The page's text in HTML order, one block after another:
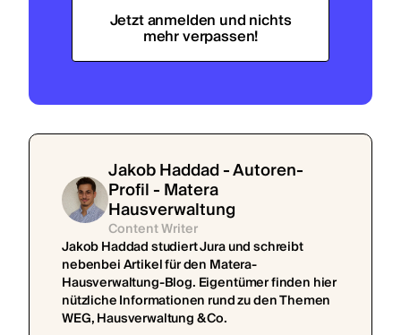
Jetzt anmelden und nichts
mehr verpassen!
Jakob Haddad - Autoren-
Profil - Matera
Hausverwaltung
Content Writer
Jakob Haddad studiert Jura und schreibt
nebenbei Artikel für den Matera-
Hausverwaltung-Blog. Eigentümer finden hier
nützliche Informationen rund zu den Themen
WEG, Hausverwaltung & Co.